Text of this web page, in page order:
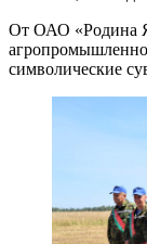
От ОАО «Родина
символические